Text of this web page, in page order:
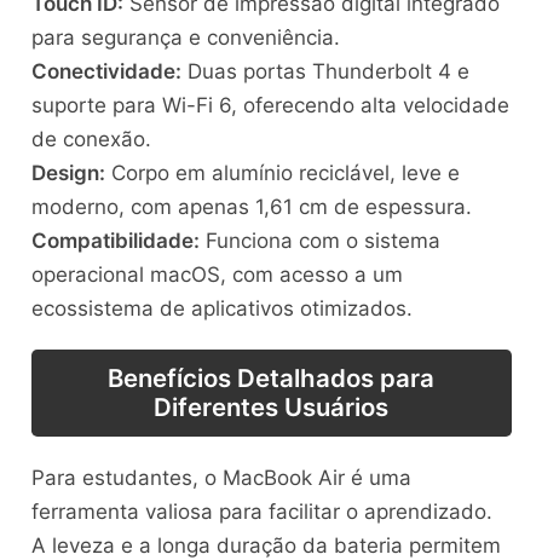
para segurança e conveniência.
Conectividade: Duas portas Thunderbolt 4 e
suporte para Wi-Fi 6, oferecendo alta velocidade
de conexão.
Design: Corpo em alumínio reciclável, leve e
moderno, com apenas 1,61 cm de espessura.
Compatibilidade: Funciona com o sistema
operacional macOS, com acesso a um
ecossistema de aplicativos otimizados.
Benefícios Detalhados para
Diferentes Usuários
Para estudantes, o MacBook Air é uma
ferramenta valiosa para facilitar o aprendizado.
A leveza e a longa duração da bateria permitem